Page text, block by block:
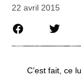
22 avril 2015
C’est fait, ce